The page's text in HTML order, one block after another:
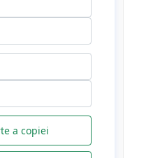
a copiei